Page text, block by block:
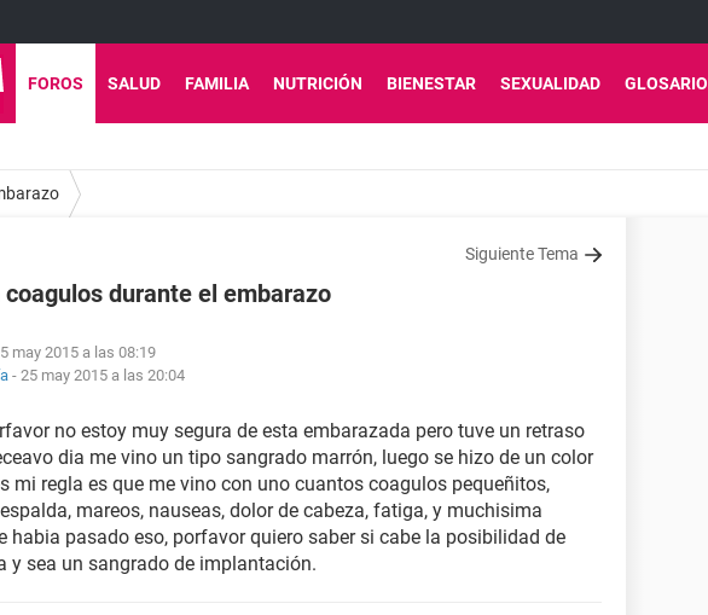
FOROS SALUD FAMILIA NUTRICIÓN BIENESTAR SEXUALIDAD GLOSARIO
Siguiente Tema
coagulos durante el embarazo
may 2015 a las 08:19
- 25 may 2015 a las 20:04
no estoy muy segura de esta embarazada pero tuve un retraso
dia me vino un tipo sangrado marrón, luego se hizo de un color
mi regla es que me vino con uno cuantos coagulos pequeñitos,
mareos, nauseas, dolor de cabeza, fatiga, y muchisima
habia pasado eso, porfavor quiero saber si cabe la posibilidad de
y sea un sangrado de implantación.